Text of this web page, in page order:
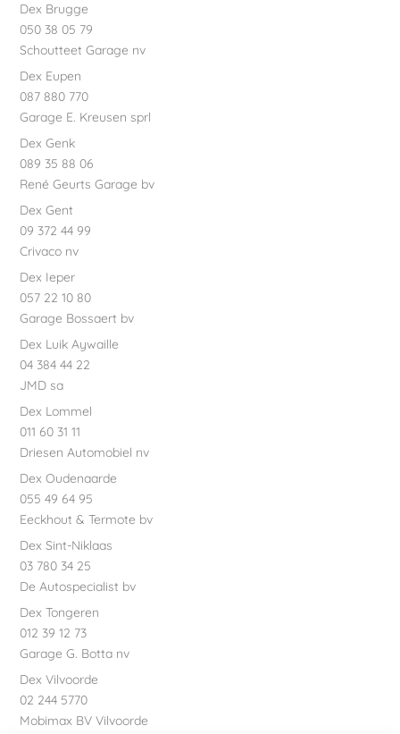
Dex Brugge
050 38 05 79
Schoutteet Garage nv
Dex Eupen
087 880 770
Garage E. Kreusen sprl
Dex Genk
089 35 88 06
René Geurts Garage bv
Dex Gent
09 372 44 99
Crivaco nv
Dex Ieper
057 22 10 80
Garage Bossaert bv
Dex Luik Aywaille
04 384 44 22
JMD sa
Dex Lommel
011 60 31 11
Driesen Automobiel nv
Dex Oudenaarde
055 49 64 95
Eeckhout & Termote bv
Dex Sint-Niklaas
03 780 34 25
De Autospecialist bv
Dex Tongeren
012 39 12 73
Garage G. Botta nv
Dex Vilvoorde
02 244 5770
Mobimax BV Vilvoorde